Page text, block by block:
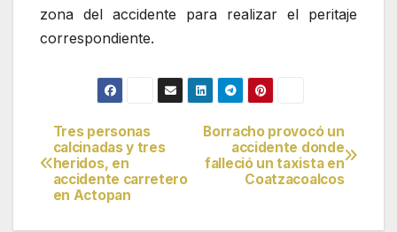
zona del accidente para realizar el peritaje
correspondiente.
Navegación
de
entradas
Borracho provocó un
accidente donde
falleció un taxista en
Coatzacoalcos
Tres personas
calcinadas y tres
heridos, en
accidente carretero
en Actopan